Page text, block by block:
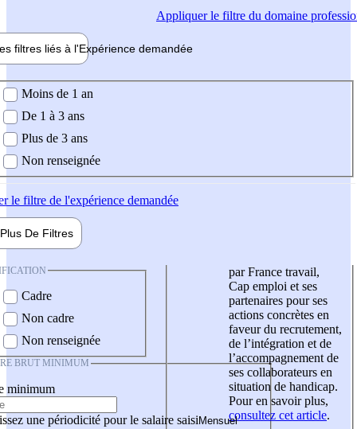
Appliquerle filtre du domaine
filtres liés à l'Expérience demandée
demandée
Moins de 1 an
De 1 à 3 ans
Plus de 3 ans
Non renseignée
le filtre de l'expérience demandée
Plus De Filtres
Cadre
Non cadre
Non renseignée
BRUT MINIMUM
minimum
une périodicité pour le salaire saisi
par France travail,
Cap emploi et ses
partenaires pour ses
actions concrètes en
faveur du recrutement,
de l’intégration et de
l’accompagnement de
ses collaborateurs en
situation de handicap.
Pour en savoir plus,
consultez cet article.